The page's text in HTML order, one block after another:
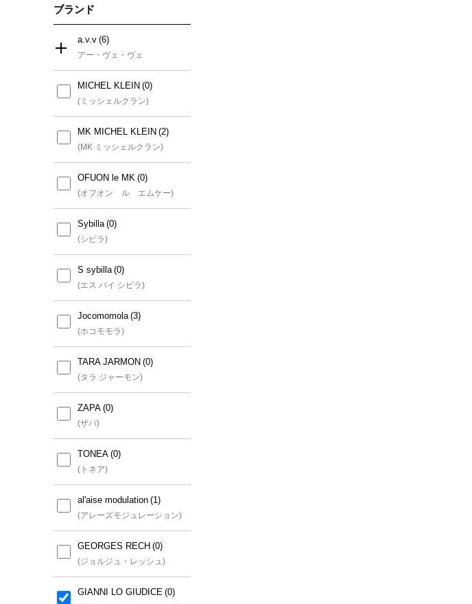
ブランド
a.v.v
アー・ヴェ・ヴェ
すべて
a.v.v
(アー・ヴェ・ヴェ)
a.v.v MEN
(アー・ヴェ・ヴェ メン)
a.v.v KIDS
(アー・ヴェ・ヴェ キッズ)
a.v.v Elmi
(アー・ヴェ・ヴェ エルミ)
MICHEL KLEIN
(ミッシェルクラン)
MK MICHEL KLEIN
(MK ミッシェルクラン)
OFUON le MK
(オフオン ル エムケー)
Sybilla
(シビラ)
S sybilla
(エス バイ シビラ)
Jocomomola
(ホコモモラ)
TARA JARMON
(タラ ジャーモン)
ZAPA
(ザパ)
TONEA
(トネア)
al'aise modulation
(アレーズモジュレーション)
GEORGES RECH
(ジョルジュ・レッシュ)
GIANNI LO GIUDICE